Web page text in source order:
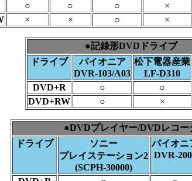
○ ○ ○ ×
× × ○ ×
●記録形DVDドライブ
ドライブ
パイオニア
DVR-103/A03
松下電器産業
LF-D310
DVD+R
○ ○
DVD+RW
○ ×
●DVDプレイヤー/DVDレコー
ドライブ
ソニー
プレイステーション2
(SCPH-30000)
パイオニ
DVR-